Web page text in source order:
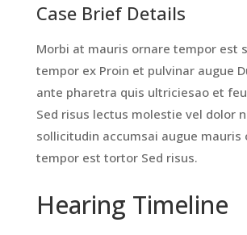
Case Brief Details
Morbi at mauris ornare tempor est
tempor ex Proin et pulvinar augue
ante pharetra quis ultriciesao et
Sed risus lectus molestie vel dolor
sollicitudin accumsai augue mauris
tempor est tortor Sed risus.
Hearing Timeline